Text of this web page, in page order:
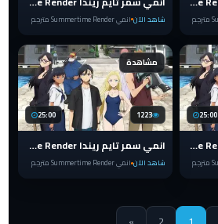
شاهد الآن انمي Summertime Render مترجم
25:00
انمي سمر تايم ريندا Summertime Render الحلقة 7 مترجم
مشاهدة
25:00 1223
انمي سمر تايم ريندا Summertime Render الحلقة 6 مترجم
شاهد الآن انمي Summertime Render مترجم